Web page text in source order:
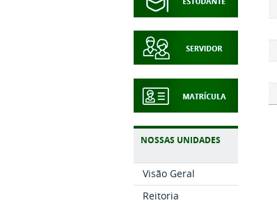
NOSSAS UNIDADES
Visão Geral
Reitoria